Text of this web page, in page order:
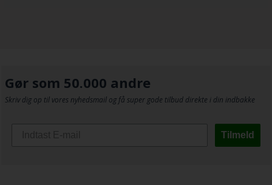
Gør som 50.000 andre
Skriv dig op til vores nyhedsmail og få super gode tilbud direkte i din indbakke
Tilmeld